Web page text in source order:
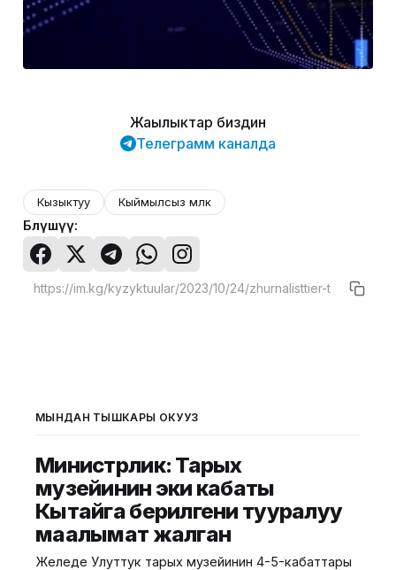
Жаңылыктар биздин
Телеграмм каналда
Кызыктуу Кыймылсыз мүлк
Бөлүшүү:
МЫНДАН ТЫШКАРЫ ОКУҢУЗ
Министрлик: Тарых
музейинин эки кабаты
Кытайга берилгени тууралуу
маалымат жалган
Желеде Улуттук тарых музейинин 4-5-кабаттары